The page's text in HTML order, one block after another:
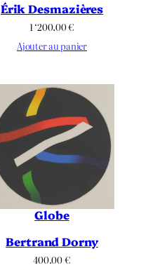
Érik Desmazières
1 ‘200.00€
Ajouter au panier
Globe
Bertrand Dorny
400.00€